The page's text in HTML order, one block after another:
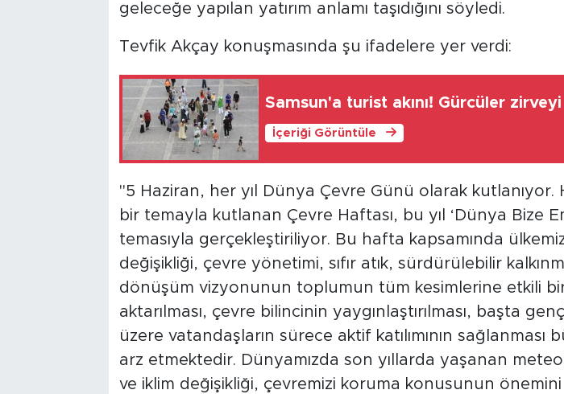
geleceğe yapılan yatırım anlamı taşıdığını söyledi.
Tevfik Akçay konuşmasında şu ifadelere yer verdi:
Samsun'a turist akını! Gürcüler zirveyi
İçeriği Görüntüle
"5 Haziran, her yıl Dünya Çevre Günü olarak kutlanıyor.
bir temayla kutlanan Çevre Haftası, bu yıl ‘Dünya Bize
temasıyla gerçekleştiriliyor. Bu hafta kapsamında
değişikliği, çevre yönetimi, sıfır atık, sürdürülebilir
dönüşüm vizyonunun toplumun tüm kesimlerine etkili
aktarılması, çevre bilincinin yaygınlaştırılması, başta
üzere vatandaşların sürece aktif katılımının sağlanması
arz etmektedir. Dünyamızda son yıllarda yaşanan
ve iklim değişikliği, çevremizi koruma konusunun